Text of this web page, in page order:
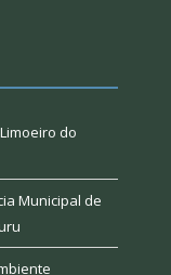
do
Municipal de